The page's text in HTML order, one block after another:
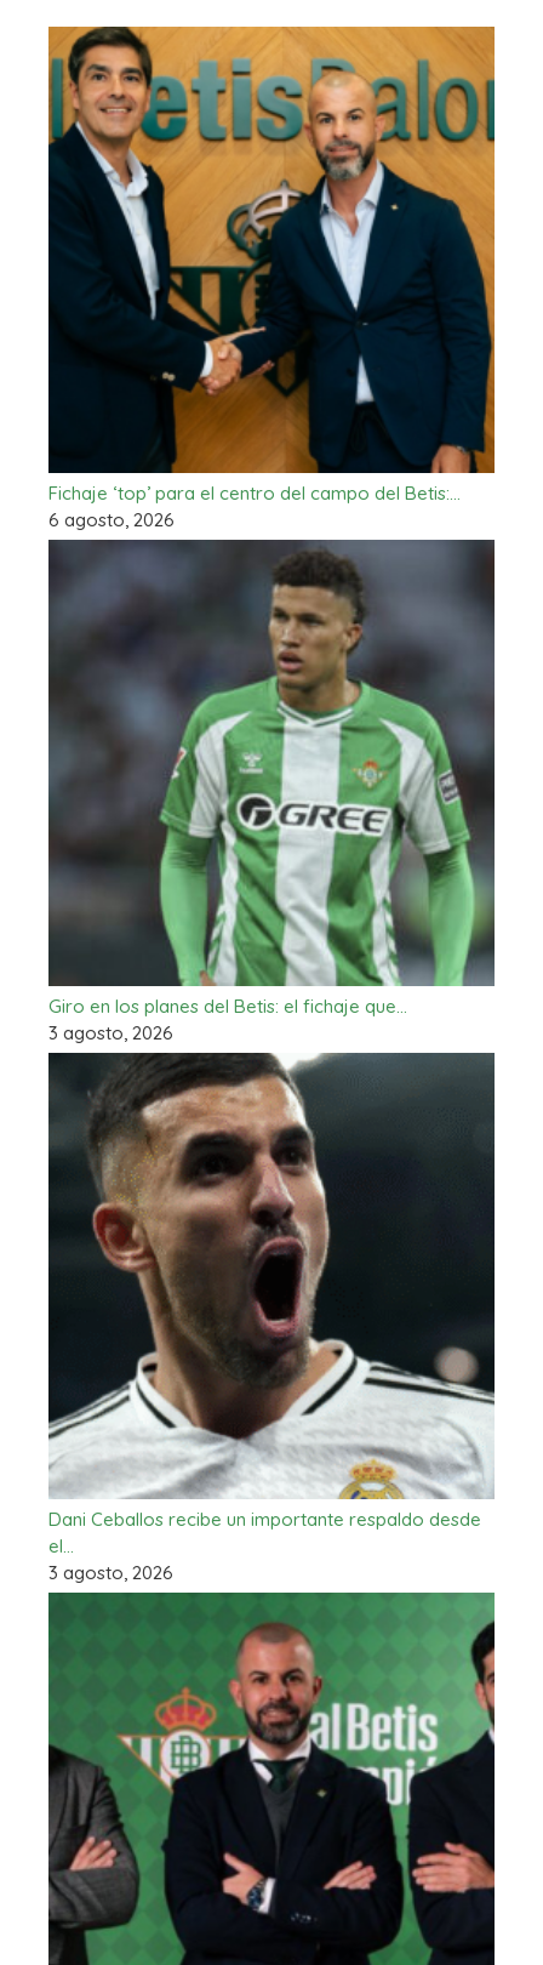
Fichaje ‘top’ para el centro del campo del Betis:…
6 agosto, 2026
Giro en los planes del Betis: el fichaje que…
3 agosto, 2026
Dani Ceballos recibe un importante respaldo desde
el…
3 agosto, 2026